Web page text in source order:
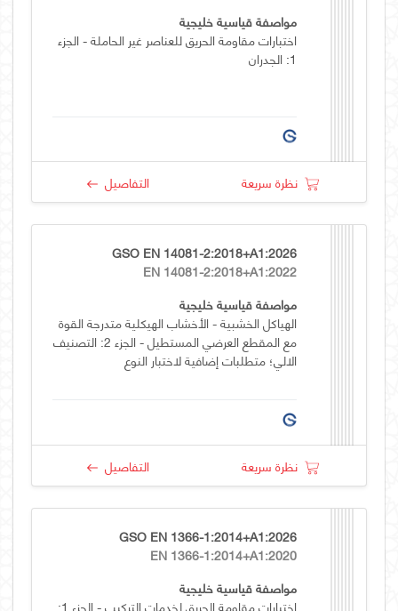
مواصفة قياسية خليجية
اختبارات مقاومة الحريق للعناصر غير الحاملة - الجزء
1: الجدران
نظرة سريعة التفاصيل
GSO EN 14081-2:2018+A1:2026
EN 14081-2:2018+A1:2022
مواصفة قياسية خليجية
الهياكل الخشبية - الأخشاب الهيكلية متدرجة القوة
مع المقطع العرضي المستطيل - الجزء 2: التصنيف
الالي؛ متطلبات إضافية لاختبار النوع
نظرة سريعة التفاصيل
GSO EN 1366-1:2014+A1:2026
EN 1366-1:2014+A1:2020
مواصفة قياسية خليجية
اختبارات مقاومة الحريق لخدمات التركيب - الجزء 1: